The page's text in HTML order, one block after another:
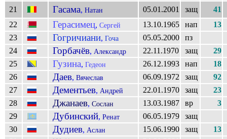
21
Гасама, Натан 05.01.2001 защ
41
22
Герасимец, Сергей 13.10.1965 нап
13
23
Гогричиани, Гоча 05.05.2000
пз
24
Горбачёв, Александр 22.11.1970 защ
29
25
Гузина, Гедеон 26.12.1993 нап
18
26
Даев, Вячеслав 06.09.1972 защ
92
27
Дементьев, Андрей 22.01.1970 защ
23
28
Джанаев, Сослан 13.03.1987 вр
3
29
Дубинский, Ренат 06.05.1979
защ
30
Дудиев, Аслан 15.06.1990 защ
13